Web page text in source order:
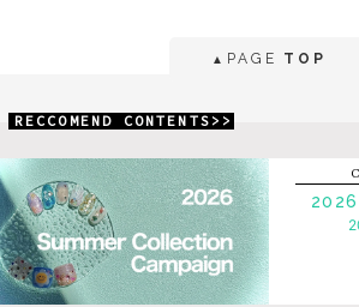
▲ PAGE TOP
RECCOMEND CONTENTS>>
2026